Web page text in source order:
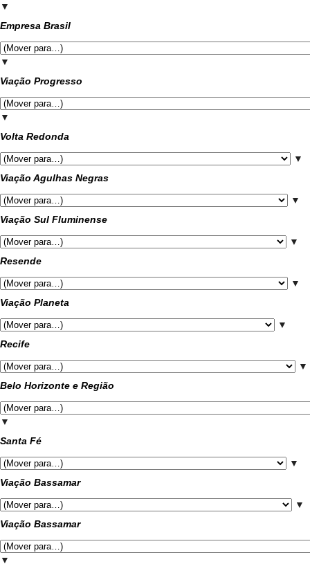
▼
Empresa Brasil
▼
Viação Progresso
▼
Volta Redonda
▼
Viação Agulhas Negras
▼
Viação Sul Fluminense
▼
Resende
▼
Viação Planeta
▼
Recife
▼
Belo Horizonte e Região
▼
Santa Fé
▼
Viação Bassamar
▼
Viação Bassamar
▼